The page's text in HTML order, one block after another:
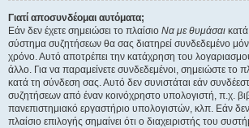
Γιατί αποσυνδέομαι αυτόματα;
Εάν δεν έχετε σημειώσει το πλαίσιο Να με θυμάσαι
σύστημα συζητήσεων θα σας διατηρεί συνδεδεμένο
χρόνο. Αυτό αποτρέπει την κατάχρηση του
άλλο. Για να παραμείνετε συνδεδεμένοι, σημειώστε το
κατά τη σύνδεση σας. Αυτό δεν συνιστάται εάν
συζητήσεων από έναν κοινόχρηστο υπολογιστή, π.χ.
πανεπιστημιακό εργαστήριο υπολογιστών, κλπ. Εάν
πλαίσιο επιλογής σημαίνει ότι ο διαχειριστής του